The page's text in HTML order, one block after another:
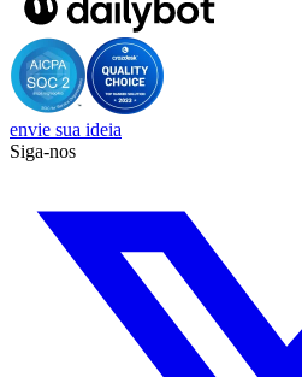
envie sua ideia
Siga-nos